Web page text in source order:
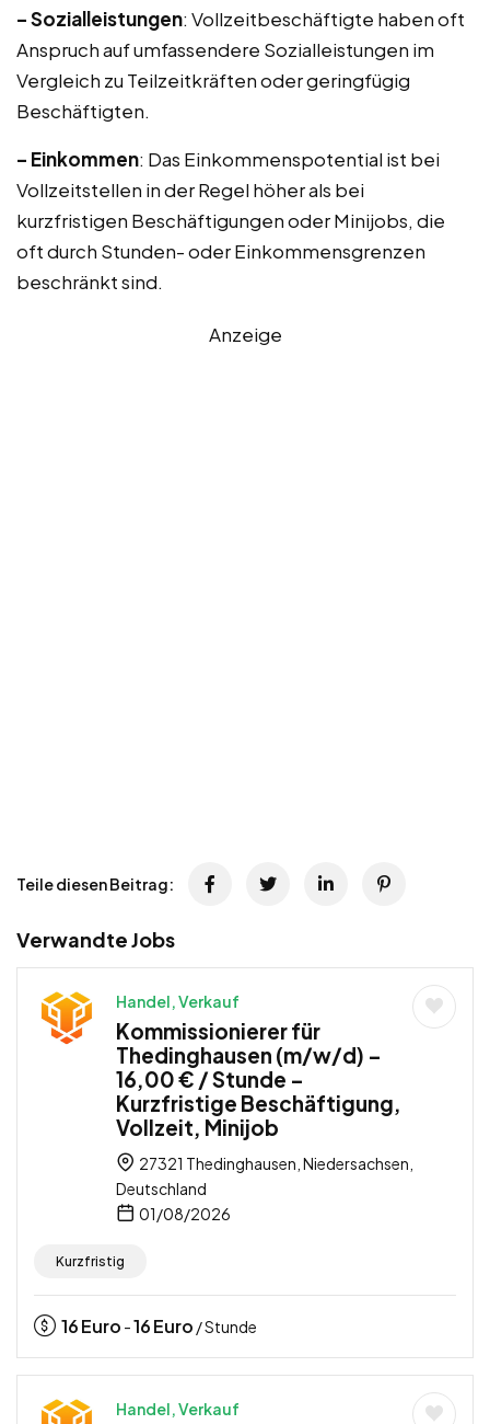
– Sozialleistungen: Vollzeitbeschäftigte haben oft
Anspruch auf umfassendere Sozialleistungen im
Vergleich zu Teilzeitkräften oder geringfügig
Beschäftigten.
– Einkommen: Das Einkommenspotential ist bei
Vollzeitstellen in der Regel höher als bei
kurzfristigen Beschäftigungen oder Minijobs, die
oft durch Stunden- oder Einkommensgrenzen
beschränkt sind.
Anzeige
Teile diesen Beitrag:
Verwandte Jobs
Handel, Verkauf
Kommissionierer für
Thedinghausen (m/w/d) –
16,00 € / Stunde –
Kurzfristige Beschäftigung,
Vollzeit, Minijob
27321 Thedinghausen, Niedersachsen,
Deutschland
01/08/2026
Kurzfristig
16Euro -16Euro / Stunde
Handel, Verkauf